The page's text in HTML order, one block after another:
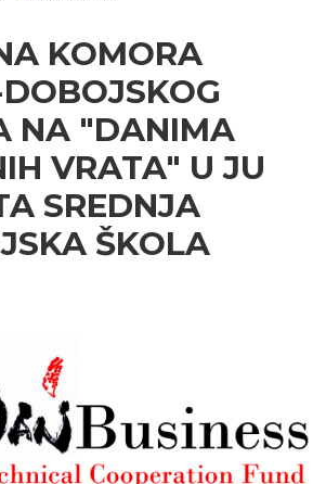
KOMORA
NA "DANIMA
VRATA" U JU
SREDNJA
ŠKOLA